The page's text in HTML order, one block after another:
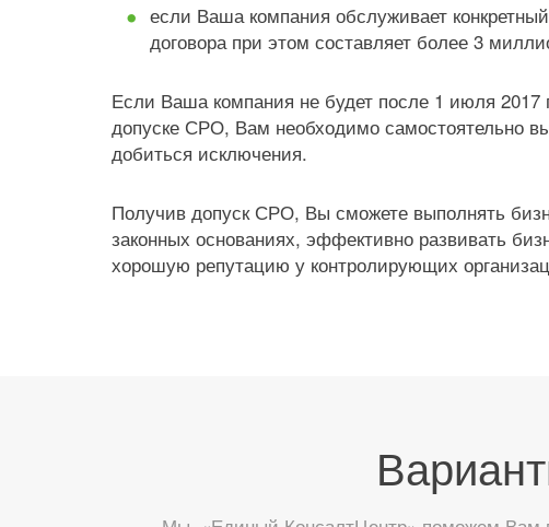
если Ваша компания обслуживает
договора при этом составляет более 3
Если Ваша компания не будет после 1 июля 2017
допуске СРО, Вам необходимо самостоятельно
добиться исключения.
Получив допуск СРО, Вы сможете выполнять
законных основаниях, эффективно развивать
хорошую репутацию у контролирующих